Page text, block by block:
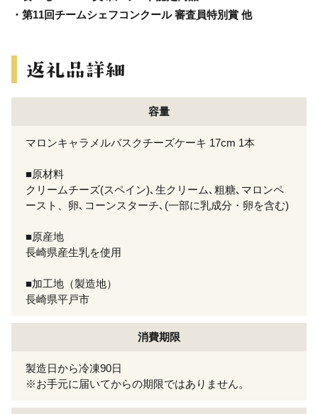
・第11回チームシェフコンクール 審査員特別賞 他
容量
マロンキャラメルバスクチーズケーキ 17cm 1本
■原材料
クリームチーズ(スペイン)､生クリーム､粗糖､マロンペ
ースト、卵､コーンスターチ､(一部に乳成分・卵を含む)
■原産地
長崎県産生乳を使用
■加工地（製造地）
長崎県平戸市
消費期限
製造日から冷凍90日
※お手元に届いてからの期限ではありません。